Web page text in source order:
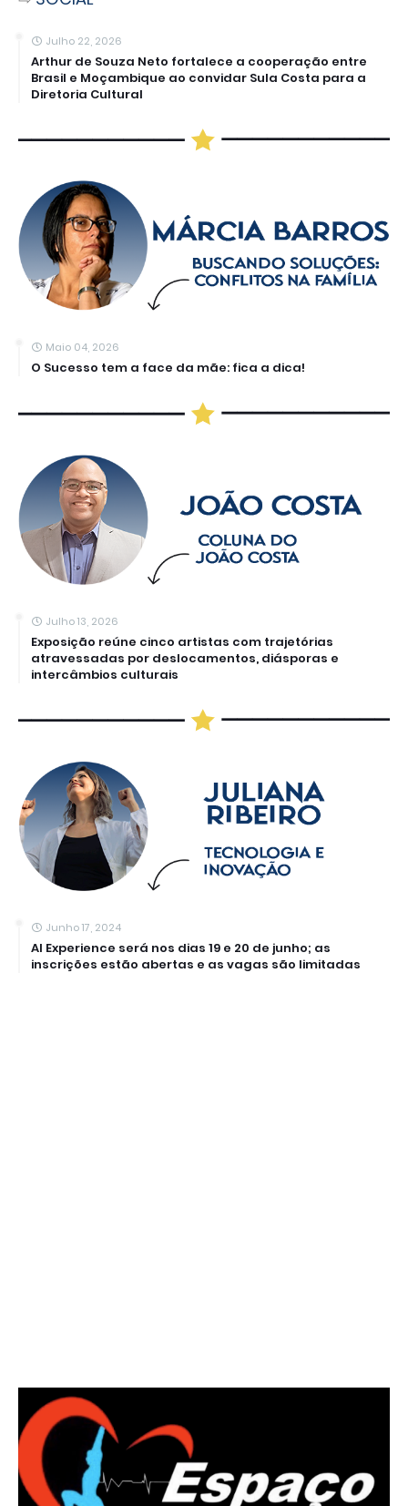
Julho 22, 2026
Arthur de Souza Neto fortalece a cooperação entre
Brasil e Moçambique ao convidar Sula Costa para a
Diretoria Cultural
Maio 04, 2026
O Sucesso tem a face da mãe: fica a dica!
Julho 13, 2026
Exposição reúne cinco artistas com trajetórias
atravessadas por deslocamentos, diásporas e
intercâmbios culturais
Junho 17, 2024
AI Experience será nos dias 19 e 20 de junho; as
inscrições estão abertas e as vagas são limitadas